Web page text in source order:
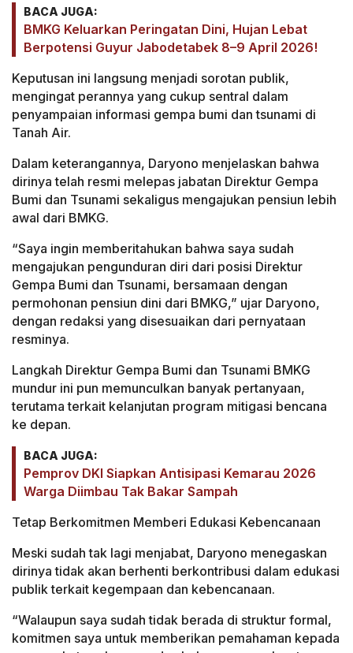
BACA JUGA:
BMKG Keluarkan Peringatan Dini, Hujan Lebat
Berpotensi Guyur Jabodetabek 8–9 April 2026!
Keputusan ini langsung menjadi sorotan publik,
mengingat perannya yang cukup sentral dalam
penyampaian informasi gempa bumi dan tsunami di
Tanah Air.
Dalam keterangannya, Daryono menjelaskan bahwa
dirinya telah resmi melepas jabatan Direktur Gempa
Bumi dan Tsunami sekaligus mengajukan pensiun lebih
awal dari BMKG.
“Saya ingin memberitahukan bahwa saya sudah
mengajukan pengunduran diri dari posisi Direktur
Gempa Bumi dan Tsunami, bersamaan dengan
permohonan pensiun dini dari BMKG,” ujar Daryono,
dengan redaksi yang disesuaikan dari pernyataan
resminya.
Langkah Direktur Gempa Bumi dan Tsunami BMKG
mundur ini pun memunculkan banyak pertanyaan,
terutama terkait kelanjutan program mitigasi bencana
ke depan.
BACA JUGA:
Pemprov DKI Siapkan Antisipasi Kemarau 2026
Warga Diimbau Tak Bakar Sampah
Tetap Berkomitmen Memberi Edukasi Kebencanaan
Meski sudah tak lagi menjabat, Daryono menegaskan
dirinya tidak akan berhenti berkontribusi dalam edukasi
publik terkait kegempaan dan kebencanaan.
“Walaupun saya sudah tidak berada di struktur formal,
komitmen saya untuk memberikan pemahaman kepada